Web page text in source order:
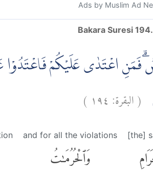
Ads by Muslim Ad
Bakara Suresi
فَمَنِ اعْتَدٰى عَلَيْكُمْ فَاعْتَدُوْا
(البقرة: ١٩٤ )
[the]
and for all the violations
وَٱلْحُرُمَٰتُ